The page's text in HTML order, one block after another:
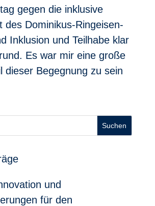
gegen die inklusive
des Dominikus-Ringeisen-
Inklusion und Teilhabe klar
Es war mir eine große
dieser Begegnung zu sein
Suchen
und
für den